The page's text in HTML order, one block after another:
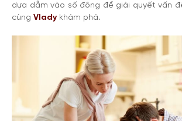
dựa dẫm vào số đông để giải quyết vấn
cùng Vlady khám phá.